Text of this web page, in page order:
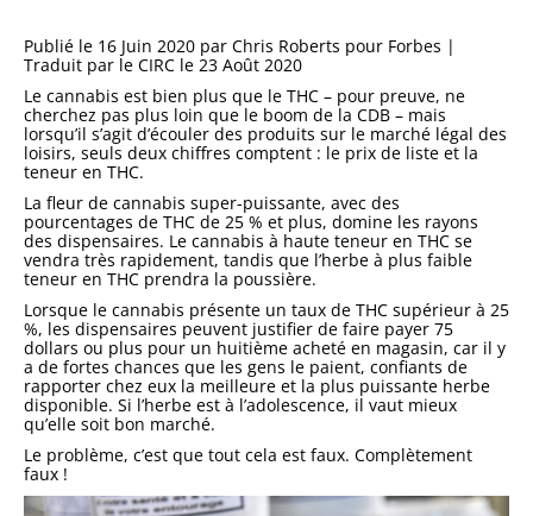
Publié le 16 Juin 2020 par Chris Roberts pour Forbes |
Traduit par le CIRC le 23 Août 2020
Le cannabis est bien plus que le THC – pour preuve, ne
cherchez pas plus loin que le boom de la CDB – mais
lorsqu’il s’agit d’écouler des produits sur le marché légal des
loisirs, seuls deux chiffres comptent : le prix de liste et la
teneur en THC.
La fleur de cannabis super-puissante, avec des
pourcentages de THC de 25 % et plus, domine les rayons
des dispensaires. Le cannabis à haute teneur en THC se
vendra très rapidement, tandis que l’herbe à plus faible
teneur en THC prendra la poussière.
Lorsque le cannabis présente un taux de THC supérieur à 25
%, les dispensaires peuvent justifier de faire payer 75
dollars ou plus pour un huitième acheté en magasin, car il y
a de fortes chances que les gens le paient, confiants de
rapporter chez eux la meilleure et la plus puissante herbe
disponible. Si l’herbe est à l’adolescence, il vaut mieux
qu’elle soit bon marché.
Le problème, c’est que tout cela est faux. Complètement
faux !